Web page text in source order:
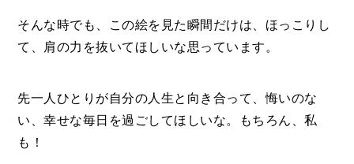
そんな時でも、この絵を見た瞬間だけは、ほっこりし
て、肩の力を抜いてほしいな思っています。
先一人ひとりが自分の人生と向き合って、悔いのな
い、幸せな毎日を過ごしてほしいな。もちろん、私
も！